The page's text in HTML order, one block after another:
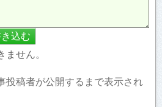
ません。
投稿者が公開するまで表示され